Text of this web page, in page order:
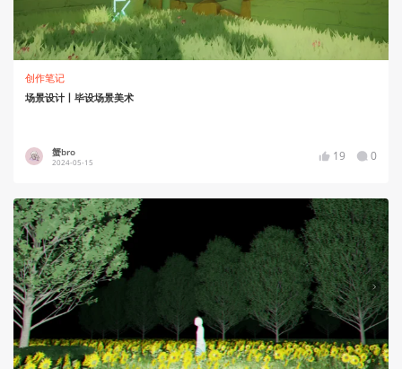
创作笔记
场景设计丨毕设场景美术
蟹bro
2024-05-15 19 0